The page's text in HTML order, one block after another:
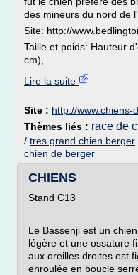
des mineurs du nord de
Site: http://
Taille et poids: Hauteur
cm),...
Lire la suite
Site : http://www.chiens-
Thèmes liés : race de
/ tres grand chien berger
chien de berger
CHIENS
Stand C13
Le Bassenji est un
légère et une ossature
aux oreilles droites est
enroulée en boucle